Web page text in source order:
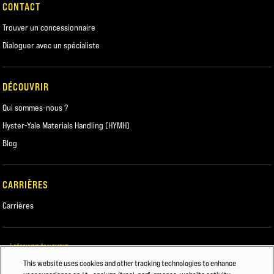
CONTACT
Trouver un concessionnaire
Dialoguer avec un spécialiste
DÉCOUVRIR
Qui sommes-nous ?
Hyster-Yale Materials Handling (HYMH)
Blog
CARRIÈRES
Carrières
À DÉCOUVRIR ÉGALEMENT
ENTRETENIR VOTRE CHARIOT ÉLÉVATEUR HYSTER®
This website uses cookies and other tracking technologies to enhance